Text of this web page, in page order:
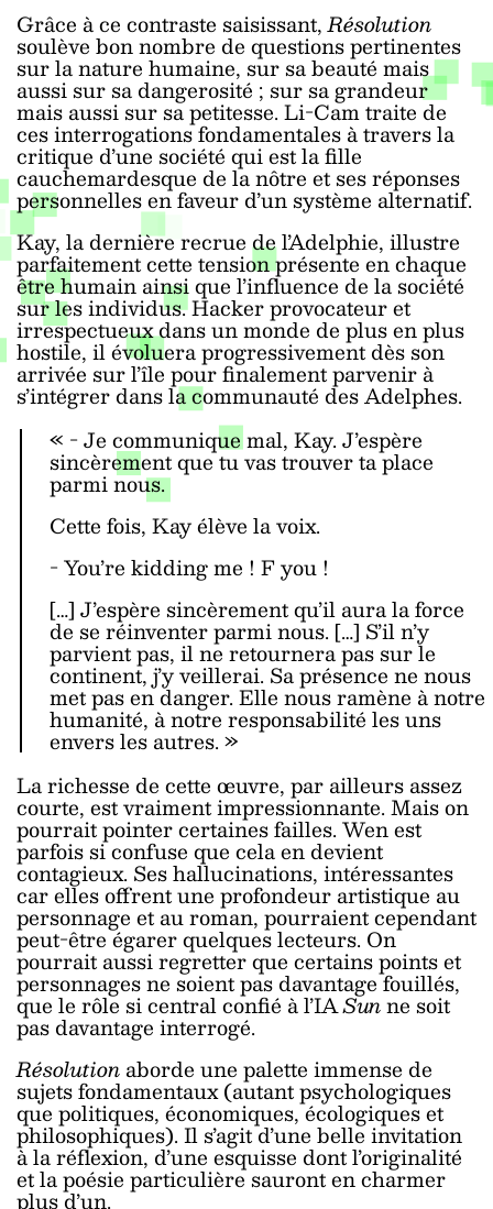
Grâce à ce contraste saisissant,Résolution
soulève bon nombre de questions pertinentes
sur la nature humaine, sur sa beauté mais
aussi sur sa dangerosité ; sur sa grandeur
mais aussi sur sa petitesse. Li-Cam traite de
ces interrogations fondamentales à travers la
critique d’une société qui est la fille
cauchemardesque de la nôtre et ses réponses
personnelles en faveur d’un système alternatif.
Kay, la dernière recrue de l’Adelphie, illustre
parfaitement cette tension présente en chaque
être humain ainsi que l’influence de la société
sur les individus. Hacker provocateur et
irrespectueux dans un monde de plus en plus
hostile, il évoluera progressivement dès son
arrivée sur l’île pour finalement parvenir à
s’intégrer dans la communauté des Adelphes.
« - Je communique mal, Kay. J’espère
sincèrement que tu vas trouver ta place
parmi nous.
Cette fois, Kay élève la voix.
- You’re kidding me ! F you !
[…] J’espère sincèrement qu’il aura la force
de se réinventer parmi nous. […] S’il n’y
parvient pas, il ne retournera pas sur le
continent, j’y veillerai. Sa présence ne nous
met pas en danger. Elle nous ramène à notre
humanité, à notre responsabilité les uns
envers les autres.»
La richesse de cette œuvre, par ailleurs assez
courte, est vraiment impressionnante. Mais on
pourrait pointer certaines failles. Wen est
parfois si confuse que cela en devient
contagieux. Ses hallucinations, intéressantes
car elles offrent une profondeur artistique au
personnage et au roman, pourraient cependant
peut-être égarer quelques lecteurs. On
pourrait aussi regretter que certains points et
personnages ne soient pas davantage fouillés,
que le rôle si central confié à l’IASunne soit
pas davantage interrogé.
Résolutionaborde une palette immense de
sujets fondamentaux (autant psychologiques
que politiques, économiques, écologiques et
philosophiques). Il s’agit d’une belle invitation
à la réflexion, d’une esquisse dont l’originalité
et la poésie particulière sauront en charmer
plus d’un.